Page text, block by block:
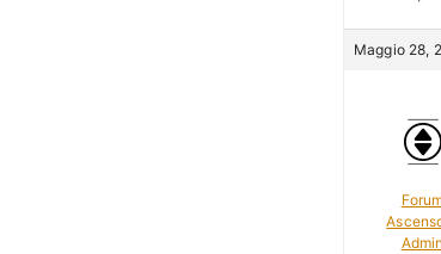
Maggio 28,
Admin